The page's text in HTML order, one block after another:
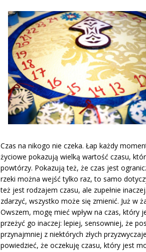
Czas na nikogo nie czeka. Łap każdy
życiowe pokazują wielką wartość czasu,
powtórzy. Pokazują też, że czas jest
rzeki można wejść tylko raz, to samo
też jest rodzajem czasu, ale zupełnie
zdarzyć, wszystko może się zmienić. Już w
Owszem, mogę mieć wpływ na czas, który
przeżyć go inaczej: lepiej, sensowniej, że
przynajmniej z niektórych złych
powiedzieć, że oczekuję czasu, który jest